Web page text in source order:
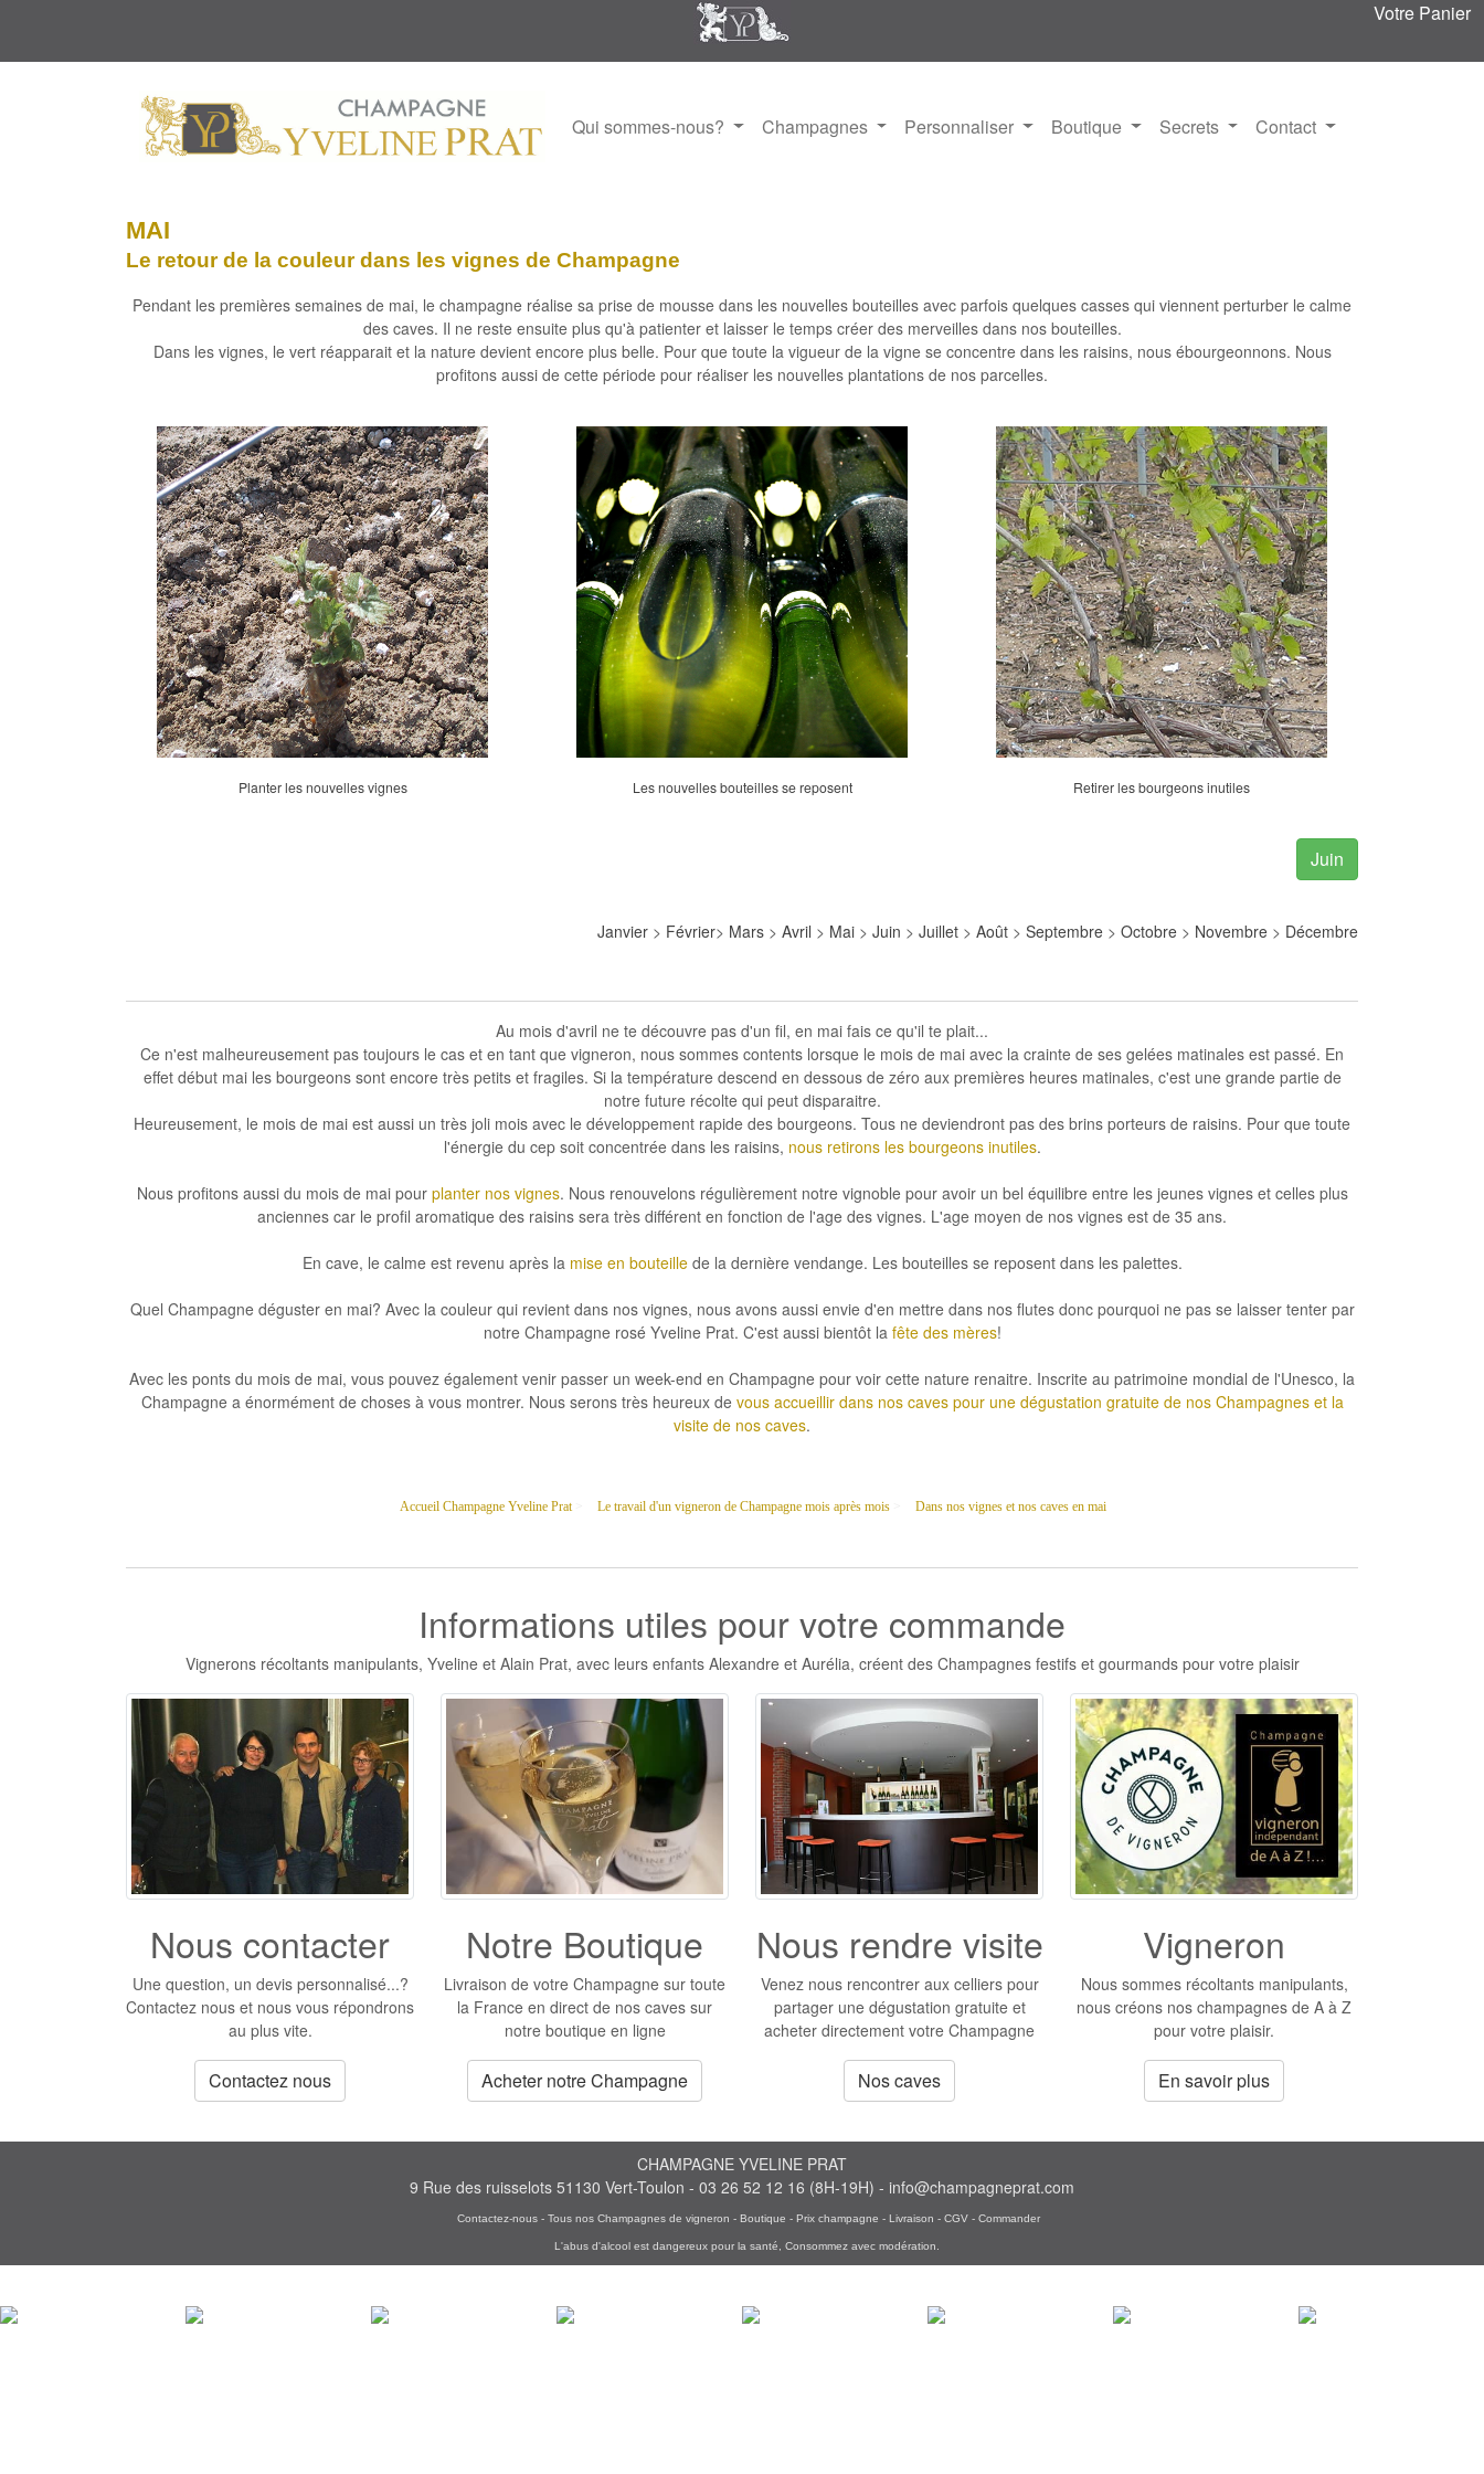
Votre Panier
Qui sommes-nous? Champagnes Personnaliser Boutique Secrets Contact
MAI
Le retour de la couleur dans les vignes de Champagne
Pendant les premières semaines de mai, le champagne réalise sa prise de mousse dans les nouvelles bouteilles avec parfois quelques casses qui viennent perturber le calme
des caves. Il ne reste ensuite plus qu'à patienter et laisser le temps créer des merveilles dans nos bouteilles.
Dans les vignes, le vert réapparait et la nature devient encore plus belle. Pour que toute la vigueur de la vigne se concentre dans les raisins, nous ébourgeonnons. Nous
profitons aussi de cette période pour réaliser les nouvelles plantations de nos parcelles.
Planter les nouvelles vignes Les nouvelles bouteilles se reposent Retirer les bourgeons inutiles
Juin
Janvier > Février> Mars > Avril > Mai > Juin > Juillet > Août > Septembre > Octobre > Novembre > Décembre
Au mois d'avril ne te découvre pas d'un fil, en mai fais ce qu'il te plait...
Ce n'est malheureusement pas toujours le cas et en tant que vigneron, nous sommes contents lorsque le mois de mai avec la crainte de ses gelées matinales est passé. En
effet début mai les bourgeons sont encore très petits et fragiles. Si la température descend en dessous de zéro aux premières heures matinales, c'est une grande partie de
notre future récolte qui peut disparaitre.
Heureusement, le mois de mai est aussi un très joli mois avec le développement rapide des bourgeons. Tous ne deviendront pas des brins porteurs de raisins. Pour que toute
l'énergie du cep soit concentrée dans les raisins, nous retirons les bourgeons inutiles.
Nous profitons aussi du mois de mai pour planter nos vignes. Nous renouvelons régulièrement notre vignoble pour avoir un bel équilibre entre les jeunes vignes et celles plus
anciennes car le profil aromatique des raisins sera très différent en fonction de l'age des vignes. L'age moyen de nos vignes est de 35 ans.
En cave, le calme est revenu après la mise en bouteillede la dernière vendange. Les bouteilles se reposent dans les palettes.
Quel Champagne déguster en mai? Avec la couleur qui revient dans nos vignes, nous avons aussi envie d'en mettre dans nos flutes donc pourquoi ne pas se laisser tenter par
notre Champagne rosé Yveline Prat. C'est aussi bientôt la fête des mères!
Avec les ponts du mois de mai, vous pouvez également venir passer un week-end en Champagne pour voir cette nature renaitre. Inscrite au patrimoine mondial de l'Unesco, la
Champagne a énormément de choses à vous montrer. Nous serons très heureux de vous accueillir dans nos caves pour une dégustation gratuite de nos Champagnes et la
visite de nos caves.
Accueil Champagne Yveline Prat Le travail d'un vigneron de Champagne mois après mois Dans nos vignes et nos caves en mai
Informations utiles pour votre commande
Vignerons récoltants manipulants, Yveline et Alain Prat, avec leurs enfants Alexandre et Aurélia, créent des Champagnes festifs et gourmands pour votre plaisir
Nous contacter
Une question, un devis personnalisé...?
Contactez nous et nous vous répondrons
au plus vite.
Contactez nous
Notre Boutique
Livraison de votre Champagne sur toute
la France en direct de nos caves sur
notre boutique en ligne
Acheter notre Champagne
Nous rendre visite
Venez nous rencontrer aux celliers pour
partager une dégustation gratuite et
acheter directement votre Champagne
Nos caves
Vigneron
Nous sommes récoltants manipulants,
nous créons nos champagnes de A à Z
pour votre plaisir.
En savoir plus
CHAMPAGNE YVELINE PRAT
9 Rue des ruisselots 51130 Vert-Toulon - 03 26 52 12 16 (8H-19H) - info@champagneprat.com
Contactez-nous - Tous nos Champagnes de vigneron - Boutique - Prix champagne - Livraison - CGV - Commander
L'abus d'alcool est dangereux pour la santé, Consommez avec modération.